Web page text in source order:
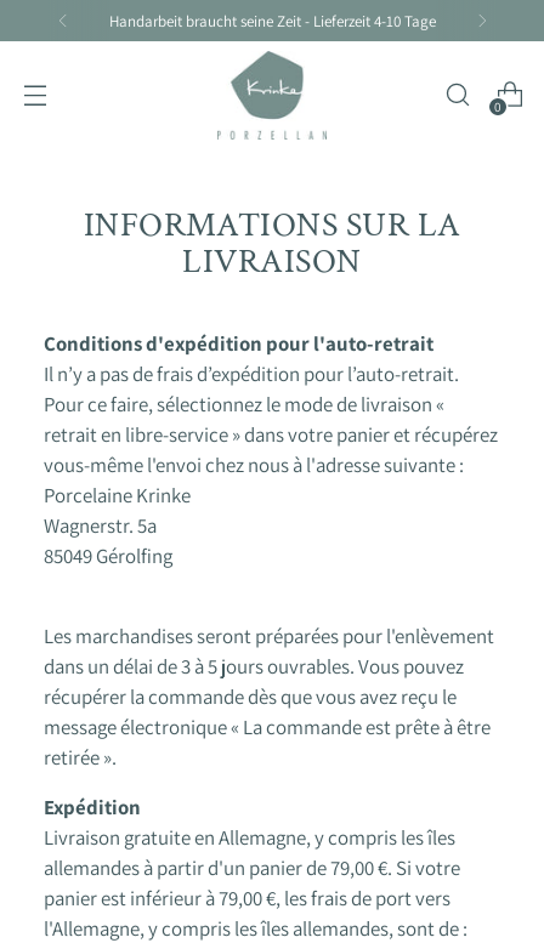
Handarbeit braucht seine Zeit - Lieferzeit 4-10 Tage
0
INFORMATIONS SUR LA
LIVRAISON
Conditions d'expédition pour l'auto-retrait
Il n’y a pas de frais d’expédition pour l’auto-retrait.
Pour ce faire, sélectionnez le mode de livraison «
retrait en libre-service » dans votre panier et récupérez
vous-même l'envoi chez nous à l'adresse suivante :
Porcelaine Krinke
Wagnerstr. 5a
85049 Gérolfing
Les marchandises seront préparées pour l'enlèvement
dans un délai de 3 à 5 jours ouvrables. Vous pouvez
récupérer la commande dès que vous avez reçu le
message électronique « La commande est prête à être
retirée ».
Expédition
Livraison gratuite en Allemagne, y compris les îles
allemandes à partir d'un panier de 79,00 €. Si votre
panier est inférieur à 79,00 €, les frais de port vers
l'Allemagne, y compris les îles allemandes, sont de :